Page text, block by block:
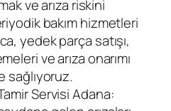
ve arıza riskini
bakım hizmetleri
yedek parça satışı,
ve arıza onarımı
sağlıyoruz.
Servisi Adana: